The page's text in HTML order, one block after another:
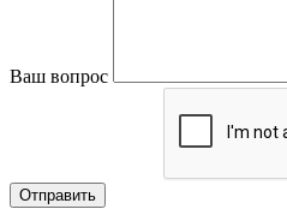
Ваш вопрос
Отправить